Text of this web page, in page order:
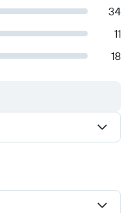
34
11
18